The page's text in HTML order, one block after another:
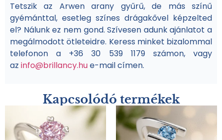
Tetszik az Arwen arany gyűrű, de más színű
gyémánttal, esetleg színes drágakővel képzelted
el? Nálunk ez nem gond. Szívesen adunk ajánlatot a
megálmodott ötleteidre. Keress minket bizalommal
telefonon a +36 30 539 1179 számon, vagy
az info@brillancy.hue-mail címen.
Kapcsolódó termékek